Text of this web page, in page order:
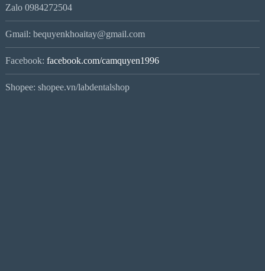
Zalo 0984272504
Gmail: bequyenkhoaitay@gmail.com
Facebook: facebook.com/camquyen1996
Shopee: shopee.vn/labdentalshop